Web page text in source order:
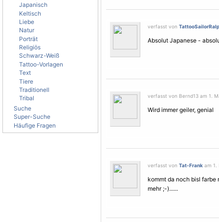
Japanisch
Keltisch
Liebe
Natur
Porträt
Religiös
Schwarz-Weiß
Tattoo-Vorlagen
Text
Tiere
Traditionell
Tribal
Suche
Super-Suche
Häufige Fragen
verfasst von
Absolut Japanese -
verfasst von Bernd13 am 1.
Wird immer geiler, genial
verfasst von Tat-Frank am 1.
kommt da noch bisl
mehr ;-)......